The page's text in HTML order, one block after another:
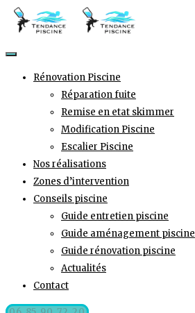
Rénovation Piscine
Réparation fuite
Remise en etat skimmer
Modification Piscine
Escalier Piscine
Nos réalisations
Zones d’intervention
Conseils piscine
Guide entretien piscine
Guide aménagement piscine
Guide rénovation piscine
Actualités
Contact